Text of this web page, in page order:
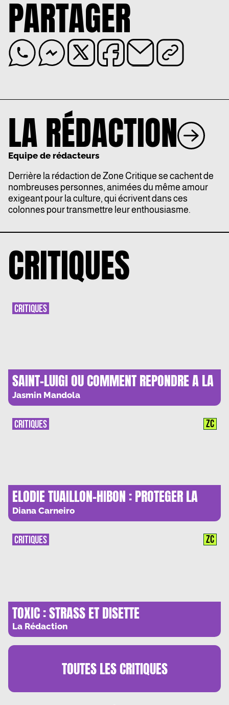
PARTAGER
LA RÉDACTION
Equipe de rédacteurs
Derrière la rédaction de Zone Critique se cachent de
nombreuses personnes, animées du même amour
exigeant pour la culture, qui écrivent dans ces
colonnes pour transmettre leur enthousiasme.
CRITIQUES
SAINT-LUIGI OU COMMENT REPONDRE A LA
VIOLENCE DU CAPITALISME ?
Jasmin Mandola
CRITIQUES
ELODIE TUAILLON-HIBON : PROTEGER LA
JUSTICE DE SES VICTIMES
Diana Carneiro
CRITIQUES ZC
TOXIC : STRASS ET DISETTE
La Rédaction
CRITIQUES ZC
TOUTES LESCRITIQUES